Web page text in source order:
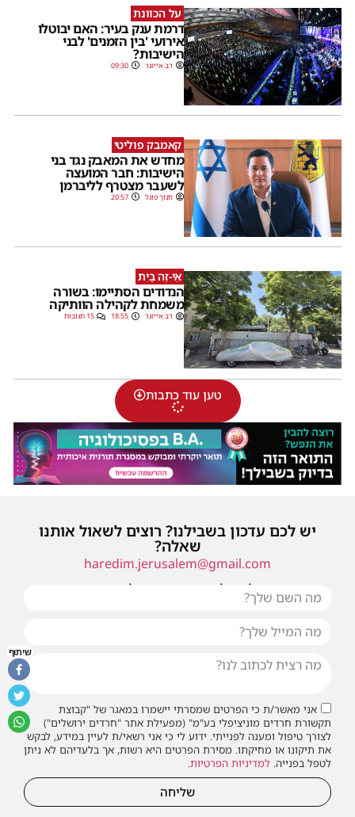
על הכוונת
דרמת ענק בעיר: האם יבוטלו
אירועי 'בין הזמנים' לבני
הישיבות?
דב אייזנר 09:30
קאמבק פוליטי
מחדש את המאבק נגד בני
הישיבות: חבר המועצה
לשעבר מצטרף לליברמן
חנוך פוגל 20:57
אֵי-זֶה בַּיִת
הנדודים הסתיימו: בשורה
משמחת לקהילה הוותיקה
דב אייזנר 18:55 15 תגובות
טען עוד כתבות
יש לכם עדכון בשבילנו? רוצים לשאול אותנו
שאלה?
haredim.jerusalem@gmail.com
או שילחו אלינו פנייה ונחזור אליכם בהקדם
אני מאשר/ת כי הפרטים שמסרתי יישמרו במאגר של "קבוצת
תקשורת חרדים מוניציפלי בע"מ" (מפעילת אתר "חרדים ירושלים")
לצורך טיפול ומענה לפנייתי. ידוע לי כי אני רשאי/ת לעיין במידע, לבקש
את תיקונו או מחיקתו. מסירת הפרטים היא רשות, אך בלעדיהם לא ניתן
לטפל בפנייה. למדיניות הפרטיות.
שליחה
שיתוף